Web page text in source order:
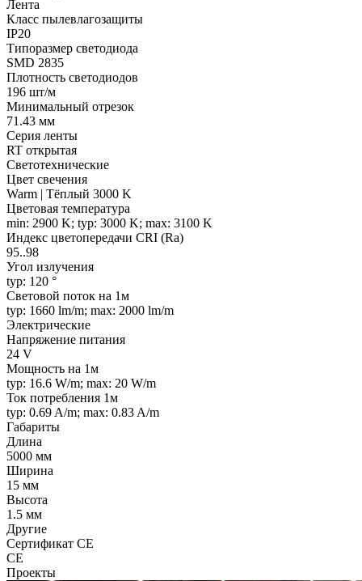
Лента
Класс пылевлагозащиты
IP20
Типоразмер светодиода
SMD 2835
Плотность светодиодов
196 шт/м
Минимальный отрезок
71.43 мм
Серия ленты
RT открытая
Светотехнические
Цвет свечения
Warm | Тёплый 3000 K
Цветовая температура
min: 2900 K; typ: 3000 K; max: 3100 K
Индекс цветопередачи CRI (Ra)
95..98
Угол излучения
typ: 120 °
Световой поток на 1м
typ: 1660 lm/m; max: 2000 lm/m
Электрические
Напряжение питания
24 V
Мощность на 1м
typ: 16.6 W/m; max: 20 W/m
Ток потребления 1м
typ: 0.69 A/m; max: 0.83 A/m
Габариты
Длина
5000 мм
Ширина
15 мм
Высота
1.5 мм
Другие
Сертификат CE
CE
Проекты